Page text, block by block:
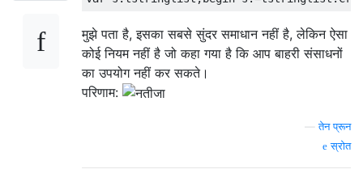
मुझे पता है, इसका सबसे सुंदर समाधान नहीं है, लेकिन ऐसा
कोई नियम नहीं है जो कहा गया है कि आप बाहरी संसाधनों
का उपयोग नहीं कर सकते।
परिणाम:
—तेन प्रून
स्रोत